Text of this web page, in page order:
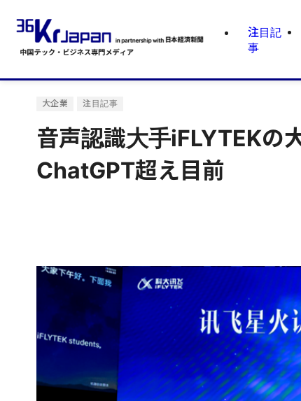
注目記
事
大企業 注目記事
音声認識大手iFLYTEKの
ChatGPT超え目前